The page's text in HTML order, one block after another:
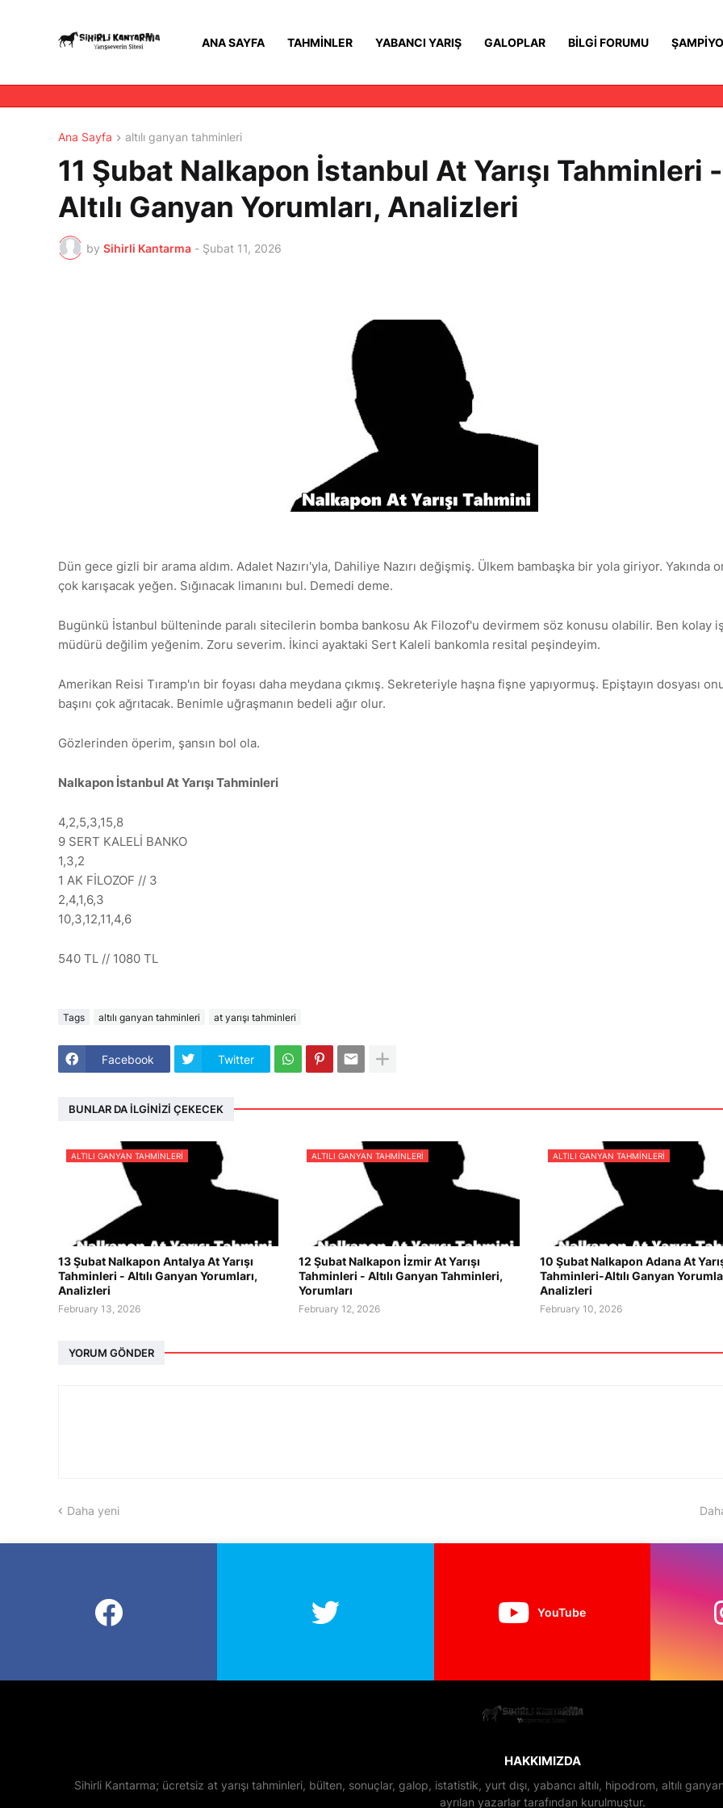
ANA SAYFA TAHMINLER YABANCI YARIŞ GALOPLAR BILGI FORUMU
Ana Sayfa altılı ganyan tahminleri
11 Şubat Nalkapon İstanbul At Yarışı Tahminleri -
Altılı Ganyan Yorumları, Analizleri
by Sihirli Kantarma - Şubat 11, 2026
Dün gece gizli bir arama aldım. Adalet Nazırı'yla, Dahiliye Nazırı değişmiş. Ülkem bambaşka bir yola giriyor. Yakında
çok karışacak yeğen. Sığınacak limanını bul. Demedi deme.
Bugünkü İstanbul bülteninde paralı sitecilerin bomba bankosu Ak Filozof'u devirmem söz konusu olabilir. Ben kolay
müdürü değilim yeğenim. Zoru severim. İkinci ayaktaki Sert Kaleli bankomla resital peşindeyim.
Amerikan Reisi Tıramp'ın bir foyası daha meydana çıkmış. Sekreteriyle haşna fişne yapıyormuş. Epiştayın dosyası
başını çok ağrıtacak. Benimle uğraşmanın bedeli ağır olur.
Gözlerinden öperim, şansın bol ola.
Nalkapon İstanbul At Yarışı Tahminleri
4,2,5,3,15,8
9 SERT KALELİ BANKO
1,3,2
1 AK FİLOZOF // 3
2,4,1,6,3
10,3,12,11,4,6
540 TL // 1080 TL
Tags altılı ganyan tahminleri at yarışı tahminleri
Facebook Twitter
BUNLAR DA İLGINIZI ÇEKECEK
ALTILI GANYAN TAHMINLERI
13 Şubat Nalkapon Antalya At Yarışı
Tahminleri - Altılı Ganyan Yorumları,
Analizleri
February 13, 2026
ALTILI GANYAN TAHMINLERI
12 Şubat Nalkapon İzmir At Yarışı
Tahminleri - Altılı Ganyan Tahminleri,
Yorumları
February 12, 2026
ALTILI GANYAN TAHMINLERI
10 Şubat Nalkapon Adana At
Tahminleri-Altılı Ganyan
Analizleri
February 10, 2026
YORUM GÖNDER
Daha yeni
YouTube
HAKKIMIZDA
Sihirli Kantarma; ücretsiz at yarışı tahminleri, bülten, sonuçlar, galop, istatistik, yurt dışı, yabancı altılı, hipodrom, altılı
ayrılan yazarlar tarafından kurulmuştur.